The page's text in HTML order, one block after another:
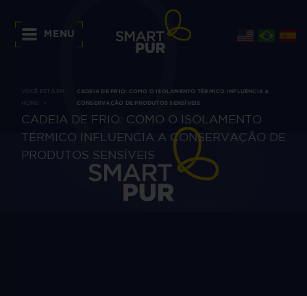
MENU
VOCÊ ESTÁ EM:
HOME
CADEIA DE FRIO: COMO O ISOLAMENTO TÉRMICO INFLUENCIA A
CONSERVAÇÃO DE PRODUTOS SENSÍVEIS
CADEIA DE FRIO: COMO O ISOLAMENTO
TÉRMICO INFLUENCIA A CONSERVAÇÃO DE
PRODUTOS SENSÍVEIS